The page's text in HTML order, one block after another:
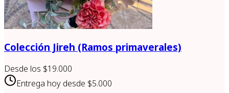
Colección Jireh (Ramos primaverales)
Desde los $19.000
Entrega hoy desde $5.000